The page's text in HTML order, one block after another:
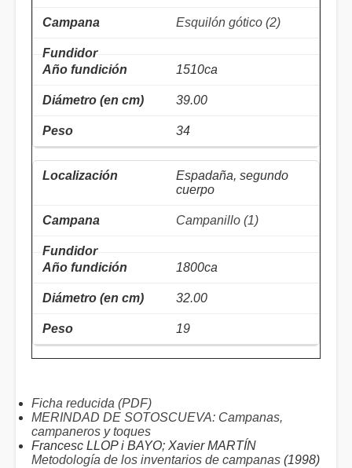
Esquilón gótico (2)
1510ca
39.00
34
Espadaña, segundo
cuerpo
Campanillo (1)
1800ca
32.00
19
Ficha reducida (PDF)
MERINDAD DE SOTOSCUEVA: Campanas,
campaneros y toques
Francesc LLOP i BAYO; Xavier MARTÍN
Metodología de los inventarios de campanas (1998)